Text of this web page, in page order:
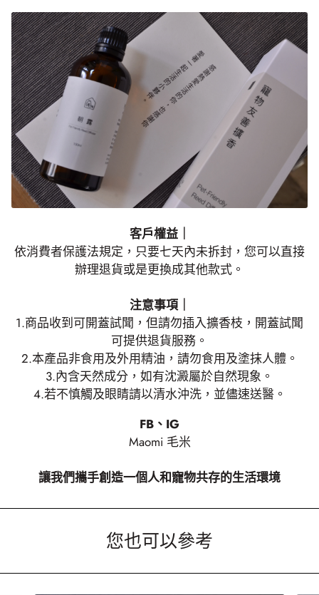
客戶權益｜
依消費者保護法規定，只要七天內未拆封，您可以直接
辦理退貨或是更換成其他款式。
注意事項｜
1.商品收到可開蓋試聞，但請勿插入擴香枝，開蓋試聞
可提供退貨服務。
2.本產品非食用及外用精油，請勿食用及塗抹人體。
3.內含天然成分，如有沈澱屬於自然現象。
4.若不慎觸及眼睛請以清水沖洗，並儘速送醫。
FB、IG
Maomi 毛米
讓我們攜手創造一個人和寵物共存的生活環境
您也可以參考